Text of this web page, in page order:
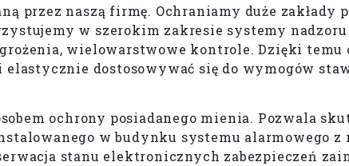
przez naszą firmę. Ochraniamy duże zakłady
w szerokim zakresie systemy nadzoru
wielowarstwowe kontrole. Dzięki
elastycznie dostosowywać się do wymogów
ochrony posiadanego mienia. Pozwala
w budynku systemu alarmowego
stanu elektronicznych zabezpieczeń